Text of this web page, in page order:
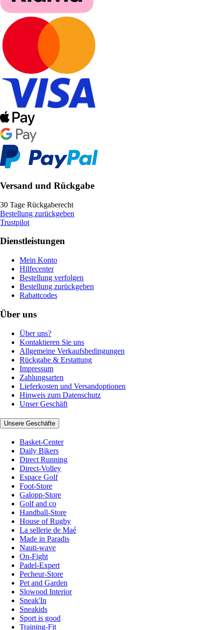
Versand und Rückgabe
30 Tage Rückgaberecht
Bestellung zurückgeben
Trustpilot
Dienstleistungen
Mein Konto
Hilfecenter
Bestellung verfolgen
Bestellung zurückgeben
Rabattcodes
Über uns
Über uns?
Kontaktieren Sie uns
Allgemeine Verkaufsbedingungen
Rückgabe & Erstattung
Impressum
Zahlungsarten
Lieferkosten und Versandoptionen
Hinweis zum Datenschutz
Unser Geschäft
Unsere Geschäfte
Basket-Center
Daily Bikers
Direct Running
Direct-Volley
Espace Golf
Foot-Store
Galopp-Store
Golf and co
Handball-Store
House of Rugby
La sellerie de Maé
Made in Paradis
Nauti-wave
On-Fight
Padel-Expert
Pecheur-Store
Pet and Garden
Slowood Interior
Sneak'In
Sneakids
Sport is good
Training-Fit